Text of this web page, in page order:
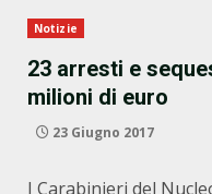
Notizie
23 arresti e
milioni di euro
23 Giugno 2017
I Carabinieri del